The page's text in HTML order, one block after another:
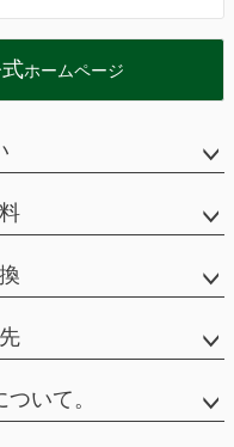
ホームページ
いて。